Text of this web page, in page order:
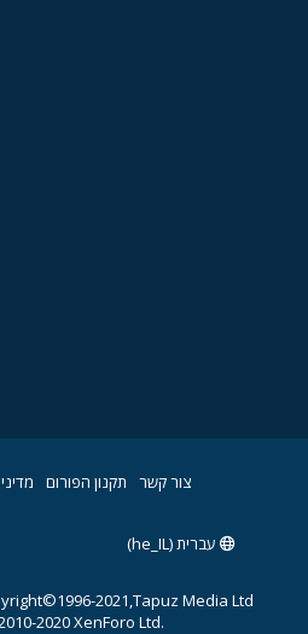
צור קשר תקנון הפורום
עברית (he_IL)
2021,Tapuz Media Ltd.
2020 XenForo Ltd.